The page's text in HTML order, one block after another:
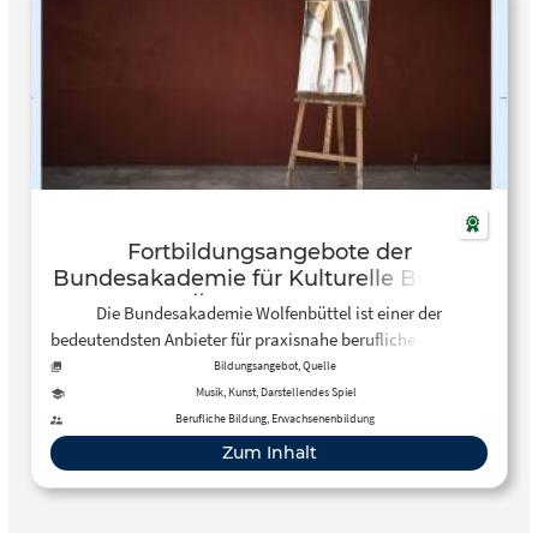
Fortbildungsangebote der
Bundesakademie für Kulturelle Bildung
// Wolfenbüttel
Die Bundesakademie Wolfenbüttel ist einer der
bedeutendsten Anbieter für praxisnahe berufliche Fort- und
Weiterbildung im Bereich Kulturelle Bildung in
Deutschland. Die Startseite wird regelmäßig gewartet und
informiert über Fort- und Weiterbildungsangebote der
Bundesakademie.
Bildungsangebot, Quelle
Musik, Kunst, Darstellendes Spiel
Berufliche Bildung, Erwachsenenbildung
Zum Inhalt